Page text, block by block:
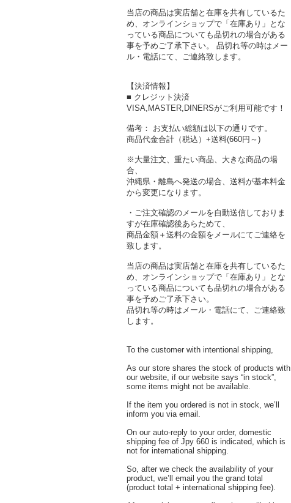
当店の商品は実店舗と在庫を共有しているた
め、オンラインショップで「在庫あり」とな
っている商品についても品切れの場合がある
事を予めご了承下さい。 品切れ等の時はメー
ル・電話にて、ご連絡致します。
【決済情報】
■ クレジット決済
VISA,MASTER,DINERSがご利用可能です！
備考： お支払い総額は以下の通りです。
商品代金合計（税込）+送料(660円～)
※大量注文、重たい商品、大きな商品の場
合、
沖縄県・離島へ発送の場合、送料が基本料金
から変更になります。
・ご注文確認のメールを自動送信しておりま
すが在庫確認後あらためて、
商品金額＋送料の金額をメールにてご連絡を
致します。
当店の商品は実店舗と在庫を共有しているた
め、オンラインショップで「在庫あり」とな
っている商品についても品切れの場合がある
事を予めご了承下さい。
品切れ等の時はメール・電話にて、ご連絡致
します。
To the customer with intentional shipping,
As our store shares the stock of products with
our website, if our website says “in stock”,
some items might not be available.
If the item you ordered is not in stock, we’ll
inform you via email.
On our auto-reply to your order, domestic
shipping fee of Jpy 660 is indicated, which is
not for international shipping.
So, after we check the availability of your
product, we’ll email you the grand total
(product total + international shipping fee).